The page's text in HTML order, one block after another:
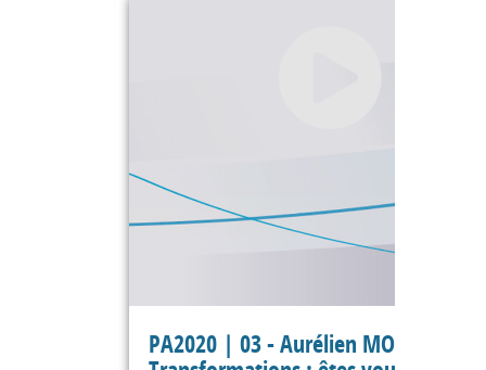
PA2020 | 03 - Aurélien MORVANT -